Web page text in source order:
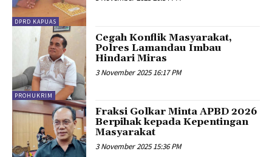
DPRD KAPUAS
PROHUKRIM
Cegah Konflik Masyarakat,
Polres Lamandau Imbau
Hindari Miras
3 November 2025 16:17 PM
Fraksi Golkar Minta APBD 2026
Berpihak kepada Kepentingan
Masyarakat
3 November 2025 15:36 PM